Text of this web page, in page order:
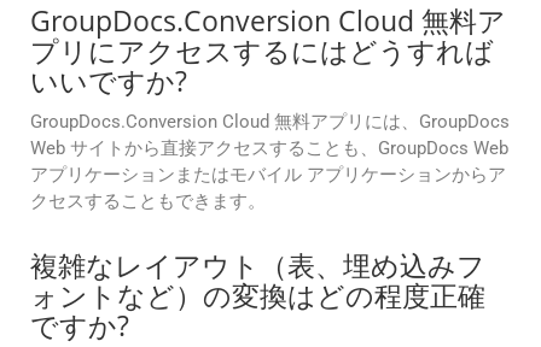
GroupDocs.Conversion Cloud 無料ア
プリにアクセスするにはどうすれば
いいですか?
GroupDocs.Conversion Cloud 無料アプリには、GroupDocs
Web サイトから直接アクセスすることも、GroupDocs Web
アプリケーションまたはモバイル アプリケーションからア
クセスすることもできます。
複雑なレイアウト（表、埋め込みフ
ォントなど）の変換はどの程度正確
ですか?